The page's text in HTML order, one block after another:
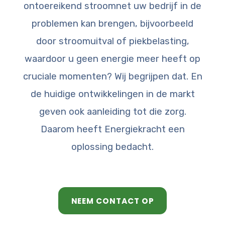
ontoereikend stroomnet uw bedrijf in de
problemen kan brengen, bijvoorbeeld
door stroomuitval of piekbelasting,
waardoor u geen energie meer heeft op
cruciale momenten? Wij begrijpen dat. En
de huidige ontwikkelingen in de markt
geven ook aanleiding tot die zorg.
Daarom heeft Energiekracht een
oplossing bedacht.
NEEM CONTACT OP